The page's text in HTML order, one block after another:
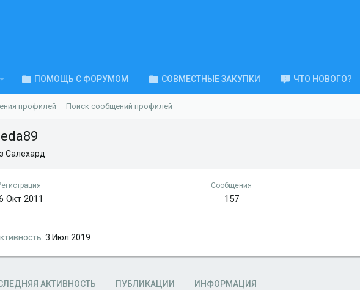
ПОМОЩЬ С ФОРУМОМ СОВМЕСТНЫЕ ЗАКУПКИ ЧТО НОВОГО?
профилей Поиск сообщений профилей
Салехард
Окт 2011
Сообщения
157
3 Июл 2019
АКТИВНОСТЬ ПУБЛИКАЦИИ ИНФОРМАЦИЯ